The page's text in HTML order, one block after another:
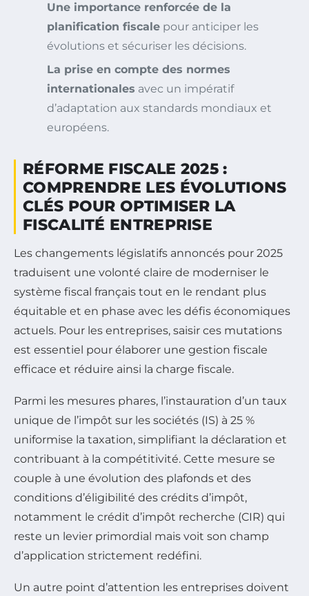
Une importance renforcée de la
planification fiscale pour anticiper les
évolutions et sécuriser les décisions.
La prise en compte des normes
internationales avec un impératif
d’adaptation aux standards mondiaux et
européens.
RÉFORME FISCALE 2025 :
COMPRENDRE LES ÉVOLUTIONS
CLÉS POUR OPTIMISER LA
FISCALITÉ ENTREPRISE
Les changements législatifs annoncés pour 2025
traduisent une volonté claire de moderniser le
système fiscal français tout en le rendant plus
équitable et en phase avec les défis économiques
actuels. Pour les entreprises, saisir ces mutations
est essentiel pour élaborer une gestion fiscale
efficace et réduire ainsi la charge fiscale.
Parmi les mesures phares, l’instauration d’un taux
unique de l’impôt sur les sociétés (IS) à 25 %
uniformise la taxation, simplifiant la déclaration et
contribuant à la compétitivité. Cette mesure se
couple à une évolution des plafonds et des
conditions d’éligibilité des crédits d’impôt,
notamment le crédit d’impôt recherche (CIR) qui
reste un levier primordial mais voit son champ
d’application strictement redéfini.
Un autre point d’attention les entreprises doivent